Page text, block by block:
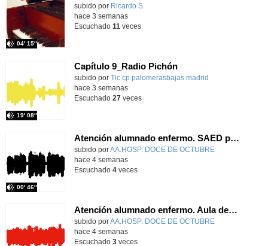
subido por Ricardo S.
04′ 15″
hace 3 semanas
Escuchado 11 veces
Capítulo 9_Radio Pichón
Contenido educativo.
subido por Tic cp palomerasbajas madrid
19′ 08″
hace 3 semanas
Escuchado 27veces
Atención alumnado enfermo. SAED primaria. José Nesh-Nash García
Contenido educativo.
subido porAA.HOSP. DOCE DE OCTUBRE
00′ 46″
-
hace 4 semanas
Escuchado 4veces
Atención alumnado enfermo. Aula dentro del hospital. Sara Martín Fernández.
Contenido educativo.
subido porAA.HOSP. DOCE DE OCTUBRE-
hace 4 semanas
Escuchado 3veces